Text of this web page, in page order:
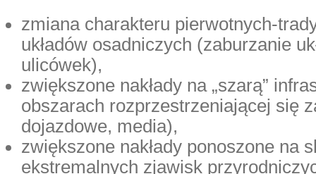
zmiana charakteru pierwotnych-
układów osadniczych (zaburzanie
ulicówek),
zwiększone nakłady na „szarą”
obszarach rozprzestrzeniającej się
dojazdowe, media),
zwiększone nakłady ponoszone na
ekstremalnych zjawisk